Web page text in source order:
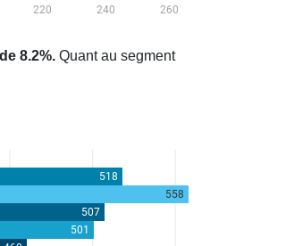
8.2%. Quant au segment